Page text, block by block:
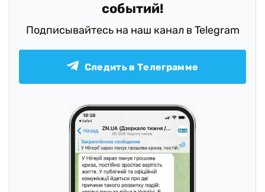
событий!
Подписывайтесь на наш канал в Telegram
Следить в Телеграмме